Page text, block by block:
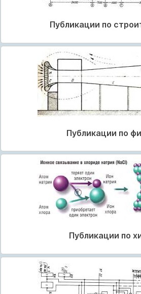
Публикации по
Публикации по
Публикации по